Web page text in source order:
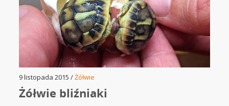
9 listopada 2015 /Żółwie
Żółwie bliźniaki